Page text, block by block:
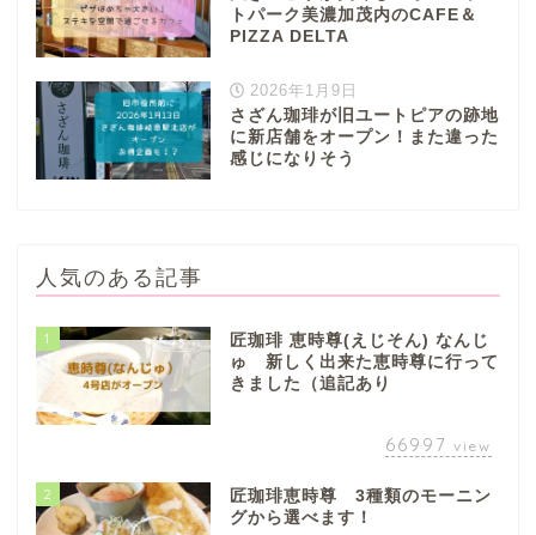
トパーク美濃加茂内のCAFE＆
PIZZA DELTA
2026年1月9日
さざん珈琲が旧ユートピアの跡地
に新店舗をオープン！また違った
感じになりそう
人気のある記事
1
匠珈琲 恵時尊(えじそん) なんじ
ゅ 新しく出来た恵時尊に行って
きました（追記あり
66997 view
2
匠珈琲恵時尊 3種類のモーニン
グから選べます！